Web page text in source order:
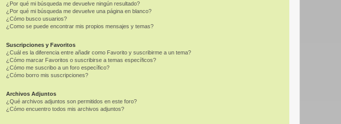
¿Por qué mi búsqueda me devuelve ningún resultado?
¿Por qué mi búsqueda me devuelve una página en blanco?
¿Cómo busco usuarios?
¿Como se puede encontrar mis propios mensajes y temas?
Suscripciones y Favoritos
¿Cuál es la diferencia entre añadir como Favorito y suscribirme a un tema?
¿Cómo marcar Favoritos o suscribirse a temas específicos?
¿Cómo me suscribo a un foro específico?
¿Cómo borro mis suscripciones?
Archivos Adjuntos
¿Qué archivos adjuntos son permitidos en este foro?
¿Cómo encuentro todos mis archivos adjuntos?